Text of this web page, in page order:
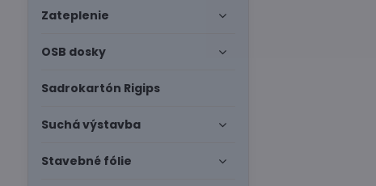
Zateplenie
OSB dosky
Sadrokartón Rigips
Suchá výstavba
Stavebné fólie